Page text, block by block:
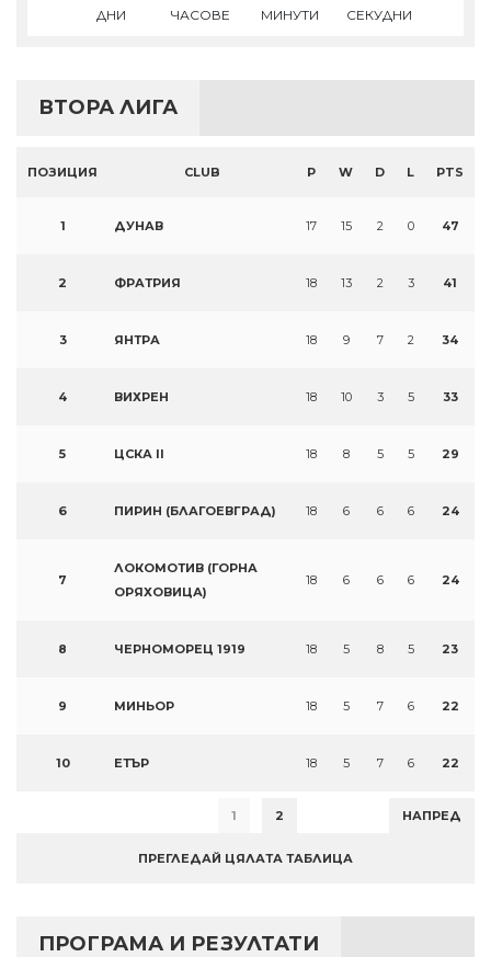
ДНИ ЧАСОВЕ МИНУТИ СЕКУДНИ
ВТОРА ЛИГА
ПОЗИЦИЯ CLUB P W D L PTS
1 ДУНАВ 17 15 2 0 47
2 ФРАТРИЯ 18 13 2 3 41
3 ЯНТРА 18 9 7 2 34
4 ВИХРЕН 18 10 3 5 33
5 ЦСКА II 18 8 5 5 29
6 ПИРИН (БЛАГОЕВГРАД) 18 6 6 6 24
7
ЛОКОМОТИВ (ГОРНА
ОРЯХОВИЦА)
18 6 6 6 24
8 ЧЕРНОМОРЕЦ 1919 18 5 8 5 23
9 МИНЬОР 18 5 7 6 22
10 ЕТЪР 18 5 7 6 22
1 2 НАПРЕД
ПРЕГЛЕДАЙ ЦЯЛАТА ТАБЛИЦА
ПРОГРАМА И РЕЗУЛТАТИ